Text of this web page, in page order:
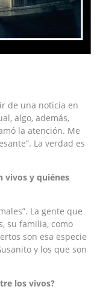
de una noticia en
algo, además,
la atención. Me
La verdad es
vivos y quiénes
La gente que
su familia, como
son esa especie
y los que son
los vivos?